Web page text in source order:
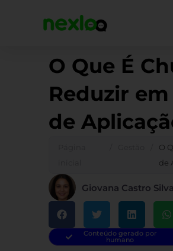
O Que É
Reduzir
de
O
de
Giovana Castro Silva
Conteúdo gerado por
humano